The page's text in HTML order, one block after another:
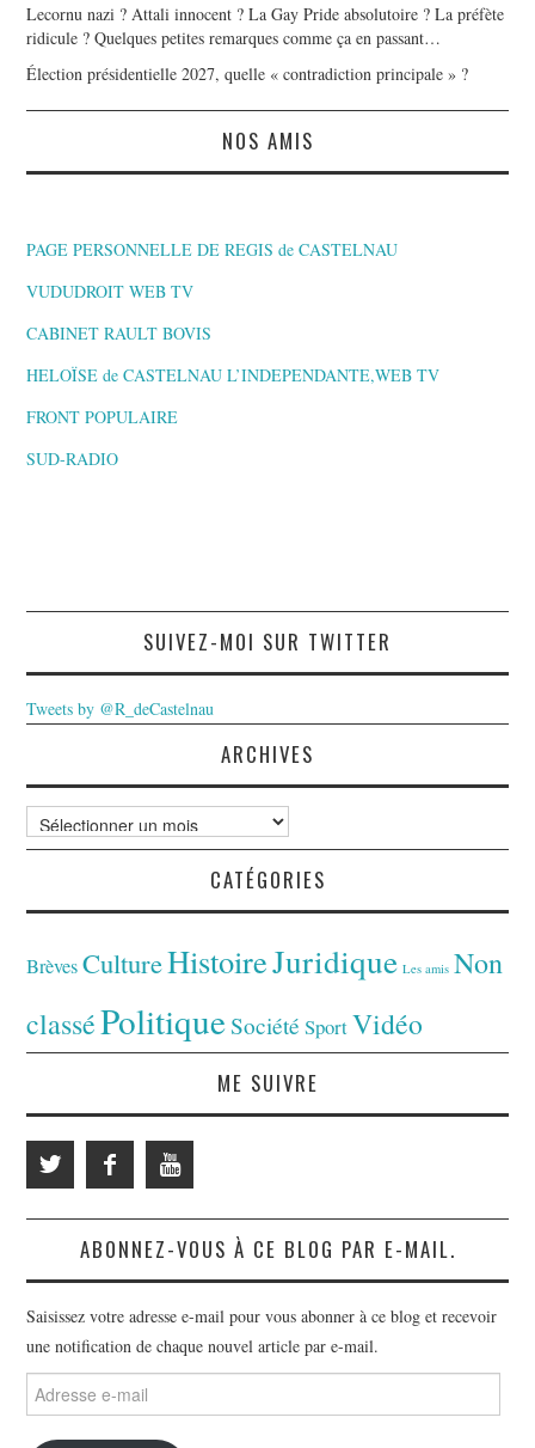
Lecornu nazi ? Attali innocent ? La Gay Pride absolutoire ? La préfète
ridicule ? Quelques petites remarques comme ça en passant…
Élection présidentielle 2027, quelle « contradiction principale » ?
NOS AMIS
PAGE PERSONNELLE DE REGIS de CASTELNAU
VUDUDROIT WEB TV
CABINET RAULT BOVIS
HELOÏSE de CASTELNAU L’INDEPENDANTE,WEB TV
FRONT POPULAIRE
SUD-RADIO
SUIVEZ-MOI SUR TWITTER
Tweets by @R_deCastelnau
ARCHIVES
Archives
CATÉGORIES
Brèves CultureHistoireJuridique Les amis Non
classéPolitiqueSociété SportVidéo
ME SUIVRE
ABONNEZ-VOUS À CE BLOG PAR E-MAIL.
Saisissez votre adresse e-mail pour vous abonner à ce blog et recevoir
une notification de chaque nouvel article par e-mail.
Adresse
e-